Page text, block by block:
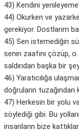
43) Kendini
44) Okurken ve
gerekiyor. Dostlarım
45) Sen istemediğin
senin zaafını çözüp,
saldırıdan başka bir
46) Yaratıcılığa
doğruların tuzağından
47) Herkesin bir yolu
söylediği gibi. Bu
insanların bize